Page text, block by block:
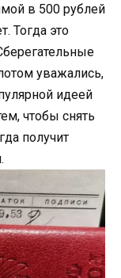
в 500 рублей
Тогда это
уважались,
идеей
чтобы снять
получит